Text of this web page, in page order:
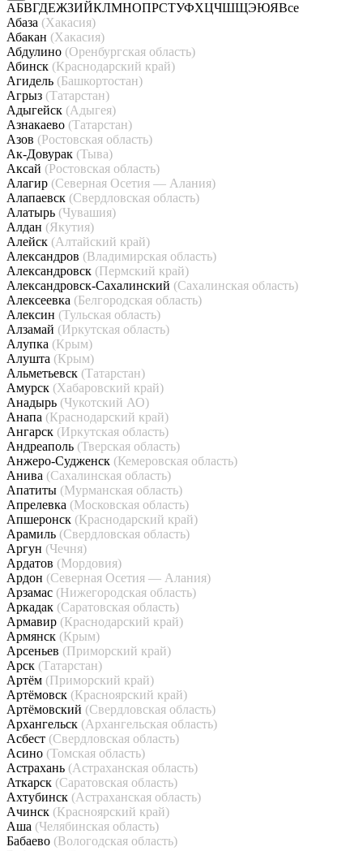
АБВГДЕЖЗИЙКЛМНОПРСТУФХЦЧШЩЭЮЯВсе
Абаза (Хакасия)
Абакан (Хакасия)
Абдулино (Оренбургская область)
Абинск (Краснодарский край)
Агидель (Башкортостан)
Агрыз (Татарстан)
Адыгейск (Адыгея)
Азнакаево (Татарстан)
Азов (Ростовская область)
Ак-Довурак (Тыва)
Аксай (Ростовская область)
Алагир (Северная Осетия — Алания)
Алапаевск (Свердловская область)
Алатырь (Чувашия)
Алдан (Якутия)
Алейск (Алтайский край)
Александров (Владимирская область)
Александровск (Пермский край)
Александровск-Сахалинский (Сахалинская область)
Алексеевка (Белгородская область)
Алексин (Тульская область)
Алзамай (Иркутская область)
Алупка (Крым)
Алушта (Крым)
Альметьевск (Татарстан)
Амурск (Хабаровский край)
Анадырь (Чукотский АО)
Анапа (Краснодарский край)
Ангарск (Иркутская область)
Андреаполь (Тверская область)
Анжеро-Судженск (Кемеровская область)
Анива (Сахалинская область)
Апатиты (Мурманская область)
Апрелевка (Московская область)
Апшеронск (Краснодарский край)
Арамиль (Свердловская область)
Аргун (Чечня)
Ардатов (Мордовия)
Ардон (Северная Осетия — Алания)
Арзамас (Нижегородская область)
Аркадак (Саратовская область)
Армавир (Краснодарский край)
Армянск (Крым)
Арсеньев (Приморский край)
Арск (Татарстан)
Артём (Приморский край)
Артёмовск (Красноярский край)
Артёмовский (Свердловская область)
Архангельск (Архангельская область)
Асбест (Свердловская область)
Асино (Томская область)
Астрахань (Астраханская область)
Аткарск (Саратовская область)
Ахтубинск (Астраханская область)
Ачинск (Красноярский край)
Аша (Челябинская область)
Бабаево (Вологодская область)